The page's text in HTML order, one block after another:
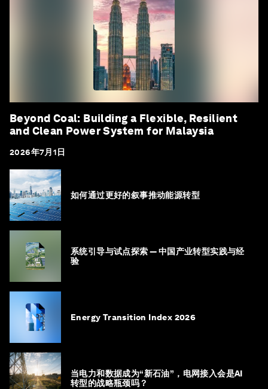
Beyond Coal: Building a Flexible, Resilient
and Clean Power System for Malaysia
2026年7月1日
如何通过更好的叙事推动能源转型
系统引导与试点探索 — 中国产业转型实践与经
验
Energy Transition Index 2026
当电力和数据成为“新石油”，电网接入会是AI
转型的战略瓶颈吗？